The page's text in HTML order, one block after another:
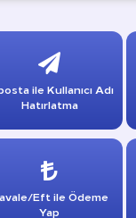
ile Kullanıcı Adı
Hatırlatma
Eft ile Ödeme
Yap